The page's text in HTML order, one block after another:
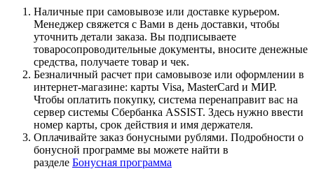
Наличные при самовывозе или доставке курьером.
Менеджер свяжется с Вами в день доставки, чтобы
уточнить детали заказа. Вы подписываете
товаросопроводительные документы, вносите денежные
средства, получаете товар и чек.
Безналичный расчет при самовывозе или оформлении в
интернет-магазине: карты Visa, MasterCard и МИР.
Чтобы оплатить покупку, система перенаправит вас на
сервер системы Сбербанка ASSIST. Здесь нужно ввести
номер карты, срок действия и имя держателя.
Оплачивайте заказ бонусными рублями. Подробности о
бонусной программе вы можете найти в
разделе Бонусная программа